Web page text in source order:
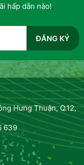
hấp dẫn nào!
Hưng Thuận, Q.12,
639